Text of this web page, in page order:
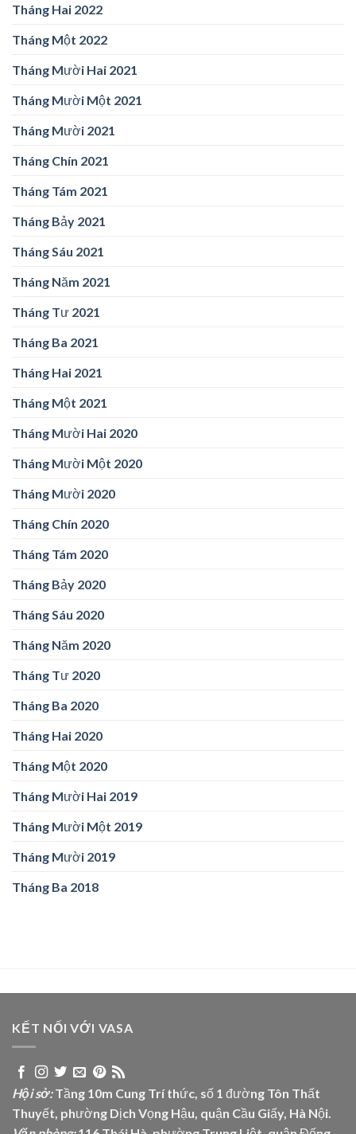
Tháng Hai 2022
Tháng Một 2022
Tháng Mười Hai 2021
Tháng Mười Một 2021
Tháng Mười 2021
Tháng Chín 2021
Tháng Tám 2021
Tháng Bảy 2021
Tháng Sáu 2021
Tháng Năm 2021
Tháng Tư 2021
Tháng Ba 2021
Tháng Hai 2021
Tháng Một 2021
Tháng Mười Hai 2020
Tháng Mười Một 2020
Tháng Mười 2020
Tháng Chín 2020
Tháng Tám 2020
Tháng Bảy 2020
Tháng Sáu 2020
Tháng Năm 2020
Tháng Tư 2020
Tháng Ba 2020
Tháng Hai 2020
Tháng Một 2020
Tháng Mười Hai 2019
Tháng Mười Một 2019
Tháng Mười 2019
Tháng Ba 2018
KẾT NỐI VỚI VASA
Hội sở:Tầng 10m Cung Trí thức, số 1 đường Tôn Thất
Thuyết, phường Dịch Vọng Hậu, quận Cầu Giấy, Hà Nội.